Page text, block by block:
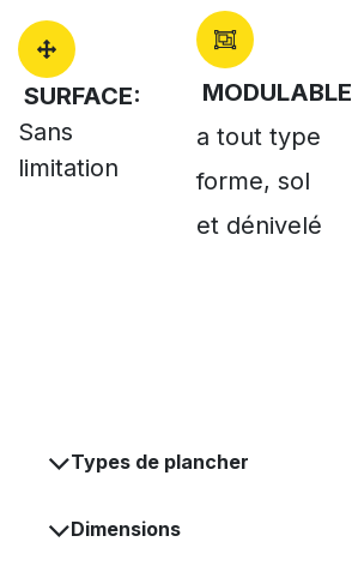
SURFACE:
Sans
limitation
MODULABLE
a tout type
forme, sol
et dénivelé
Types de plancher
Dimensions